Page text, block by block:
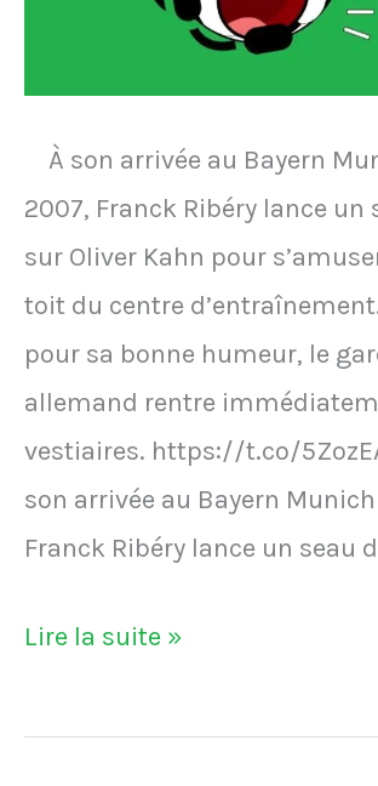
À son arrivée au Bayern
2007, Franck Ribéry lance un
sur Oliver Kahn pour
toit du centre
pour sa bonne humeur, le
allemand rentre
vestiaires. https://t.co/
son arrivée au Bayern
Franck Ribéry lance un seau
VIDÉO
À
Lire la suite »